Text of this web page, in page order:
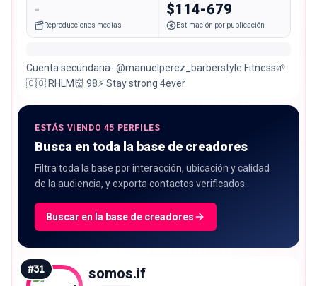
-
Reproducciones medias
$114-679
Estimación por publicación
Cuenta secundaria- @manuelperez_barberstyle Fitness🌱
🇨🇴 RHLM👹 98⚡️ Stay strong 4ever
ESTÁS VIENDO 45 PERFILES
Busca en toda la base de creadores
Filtra toda la base por interacción, ubicación y calidad
de la audiencia, y exporta contactos verificados.
Buscar en la base de creadores
#31 somos.if